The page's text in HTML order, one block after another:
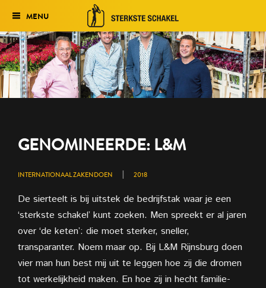
Verkiezing
Het traject
MENU
GENOMINEERDE: L&M
INTERNATIONAAL ZAKENDOEN | 2018
De sierteelt is bij uitstek de bedrijfstak waar je een
‘sterkste schakel’ kunt zoeken. Men spreekt er al jaren
over ‘de keten’: die moet sterker, sneller,
transparanter. Noem maar op. Bij L&M Rijnsburg doen
vier man hun best mij uit te leggen hoe zij die dromen
tot werkelijkheid maken. En hoe zij in hecht familie-